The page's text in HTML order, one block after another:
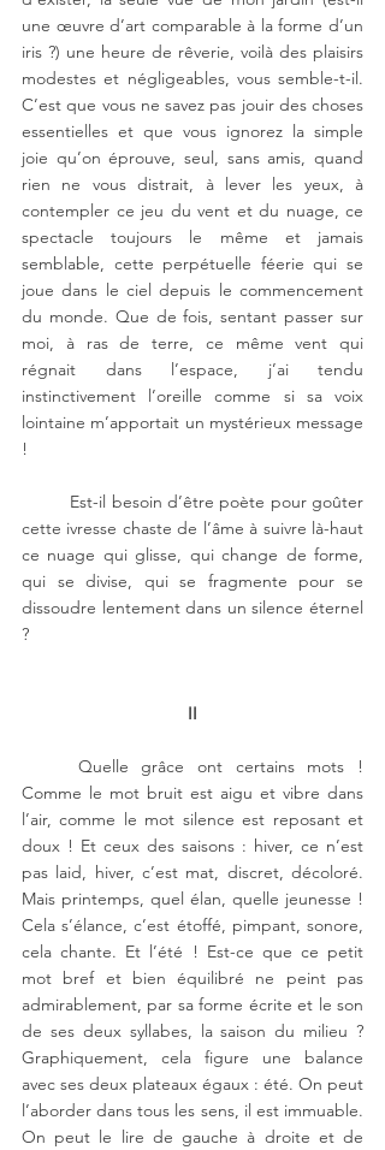
une œuvre d’art comparable à la forme d’un
iris ?) une heure de rêverie, voilà des plaisirs
modestes et négligeables, vous semble-t-il.
C’est que vous ne savez pas jouir des choses
essentielles et que vous ignorez la simple
joie qu’on éprouve, seul, sans amis, quand
rien ne vous distrait, à lever les yeux, à
contempler ce jeu du vent et du nuage, ce
spectacle toujours le même et jamais
semblable, cette perpétuelle féerie qui se
joue dans le ciel depuis le commencement
du monde. Que de fois, sentant passer sur
moi, à ras de terre, ce même vent qui
régnait dans l’espace, j’ai tendu
instinctivement l’oreille comme si sa voix
lointaine m’apportait un mystérieux message
!
Est-il besoin d’être poète pour goûter
cette ivresse chaste de l’âme à suivre là-haut
ce nuage qui glisse, qui change de forme,
qui se divise, qui se fragmente pour se
dissoudre lentement dans un silence éternel
?
II
Quelle grâce ont certains mots !
Comme le mot bruit est aigu et vibre dans
l’air, comme le mot silence est reposant et
doux ! Et ceux des saisons : hiver, ce n’est
pas laid, hiver, c’est mat, discret, décoloré.
Mais printemps, quel élan, quelle jeunesse !
Cela s’élance, c’est étoffé, pimpant, sonore,
cela chante. Et l’été ! Est-ce que ce petit
mot bref et bien équilibré ne peint pas
admirablement, par sa forme écrite et le son
de ses deux syllabes, la saison du milieu ?
Graphiquement, cela figure une balance
avec ses deux plateaux égaux : été. On peut
l’aborder dans tous les sens, il est immuable.
On peut le lire de gauche à droite et de